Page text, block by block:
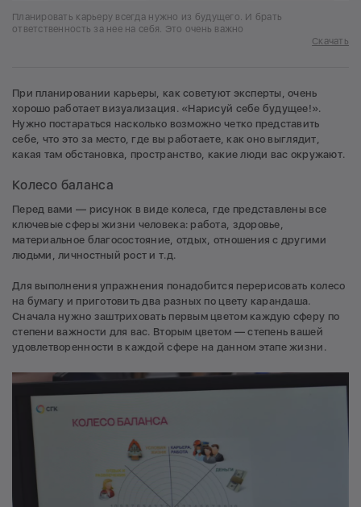
Планировать карьеру всегда нужно из будущего. И брать
ответственность за нее на себя. Это очень важно
Скачать
При планировании карьеры, как советуют эксперты, очень
хорошо работает визуализация. «Нарисуй себе будущее!».
Нужно постараться насколько возможно четко представить
себе, что это за место, где вы работаете, как оно выглядит,
какая там обстановка, пространство, какие люди вас окружают.
Колесо баланса
Перед вами — рисунок в виде колеса, где представлены все
ключевые сферы жизни человека: работа, здоровье,
материальное благосостояние, отдых, отношения с другими
людьми, личностный рост и т.д.
Для выполнения упражнения понадобится перерисовать колесо
на бумагу и приготовить два разных по цвету карандаша.
Сначала нужно заштриховать первым цветом каждую сферу по
степени важности для вас. Вторым цветом — степень вашей
удовлетворенности в каждой сфере на данном этапе жизни.